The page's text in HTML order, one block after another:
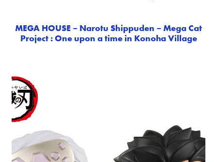
MEGA HOUSE – Narotu Shippuden – Mega Cat
Project : One upon a time in Konoha Village